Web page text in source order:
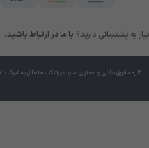
نیاز به پشتیبانی دارید؟ با ما در ارتباط باشید.
کلیه حقوق مادی و معنوی سایت پزشکت متعلق به شرکت